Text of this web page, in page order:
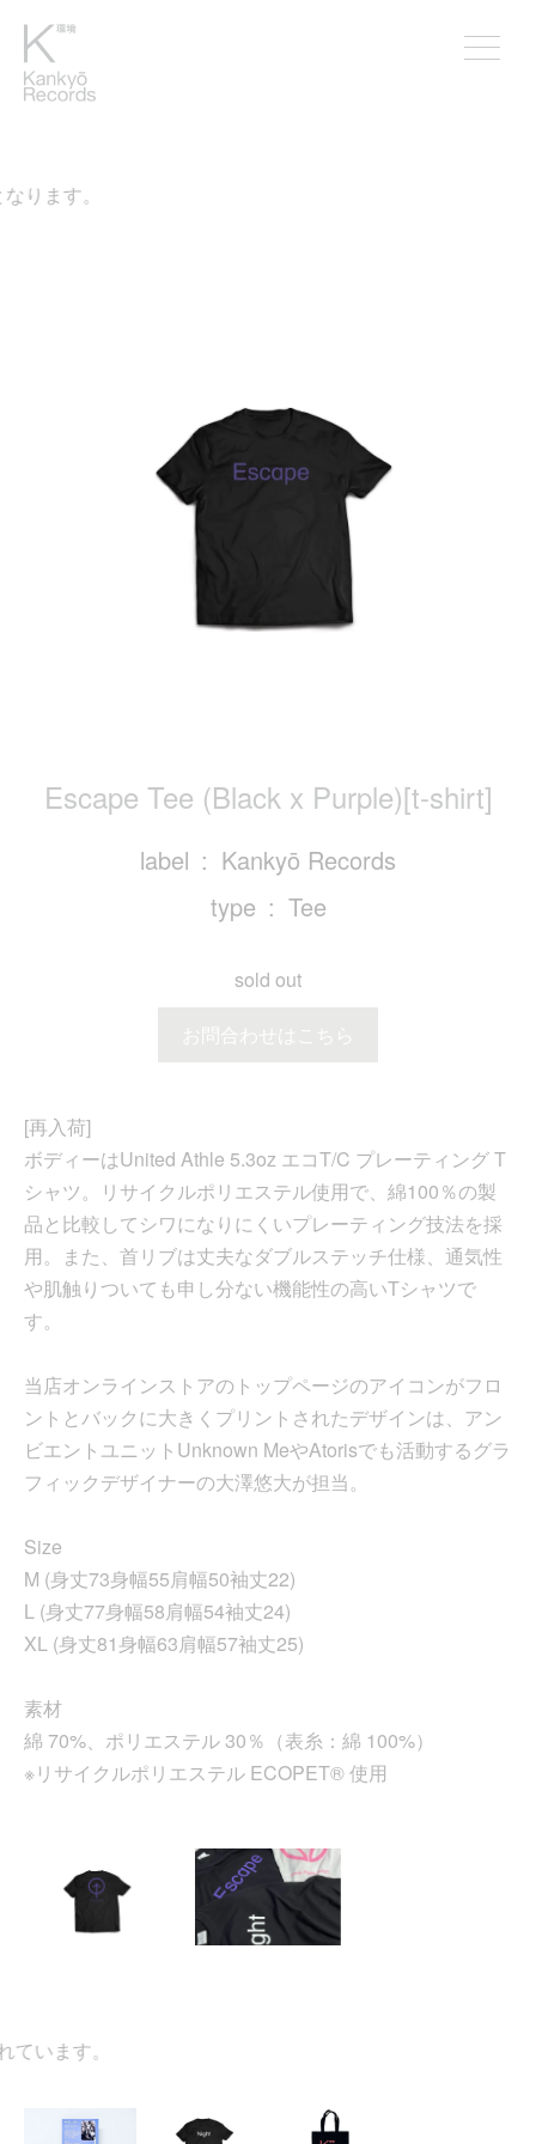
ります。
Escape Tee (Black x Purple)[t-shirt]
label
Kankyō Records
type
Tee
sold out
お問合わせはこちら
[再入荷]
ボディーはUnited Athle 5.3oz エコT/C プレーティング T
シャツ。リサイクルポリエステル使用で、綿100％の製
品と比較してシワになりにくいプレーティング技法を採
用。また、首リブは丈夫なダブルステッチ仕様、通気性
や肌触りついても申し分ない機能性の高いTシャツで
す。
当店オンラインストアのトップページのアイコンがフロ
ントとバックに大きくプリントされたデザインは、アン
ビエントユニットUnknown MeやAtorisでも活動するグラ
フィックデザイナーの大澤悠大が担当。
Size
M (身丈73身幅55肩幅50袖丈22)
L (身丈77身幅58肩幅54袖丈24)
XL (身丈81身幅63肩幅57袖丈25)
素材
綿 70%、ポリエステル 30％（表糸：綿 100%）
※リサイクルポリエステル ECOPET® 使用
います。